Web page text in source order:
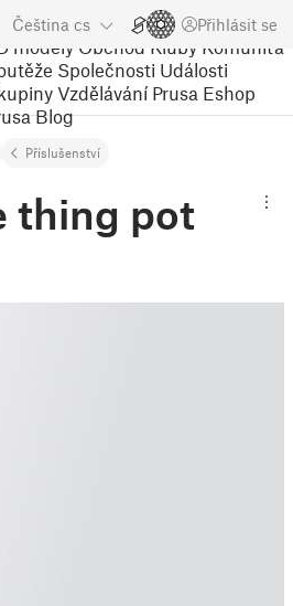
Čeština cs Přihlásit se
modely Obchod Kluby Komunita
Společnosti Události
Vzdělávání Prusa Eshop
Blog
Příslušenství
thing pot